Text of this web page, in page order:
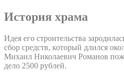
История храма
Идея его строительства
сбор средств, который длился
Михаил Николаевич Романов
дело 2500 рублей.